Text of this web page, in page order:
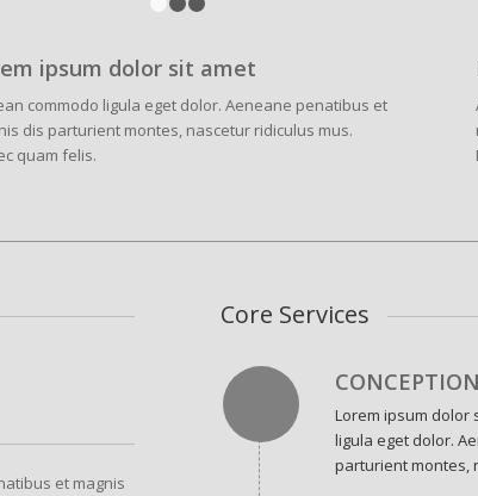
ipsum dolor sit amet
commodo ligula eget dolor. Aeneane penatibus et
dis parturient montes, nascetur ridiculus mus.
quam felis.
et magnis
Core Services
CONCEPTION
Lorem ipsum dolor
ligula eget dolor.
parturient montes,